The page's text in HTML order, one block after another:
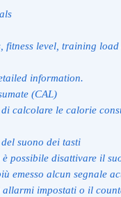
fitness level, training load
information.
(CAL)
calcolare le calorie
suono dei tasti
possibile disattivare il
emesso alcun segnale
impostati o il